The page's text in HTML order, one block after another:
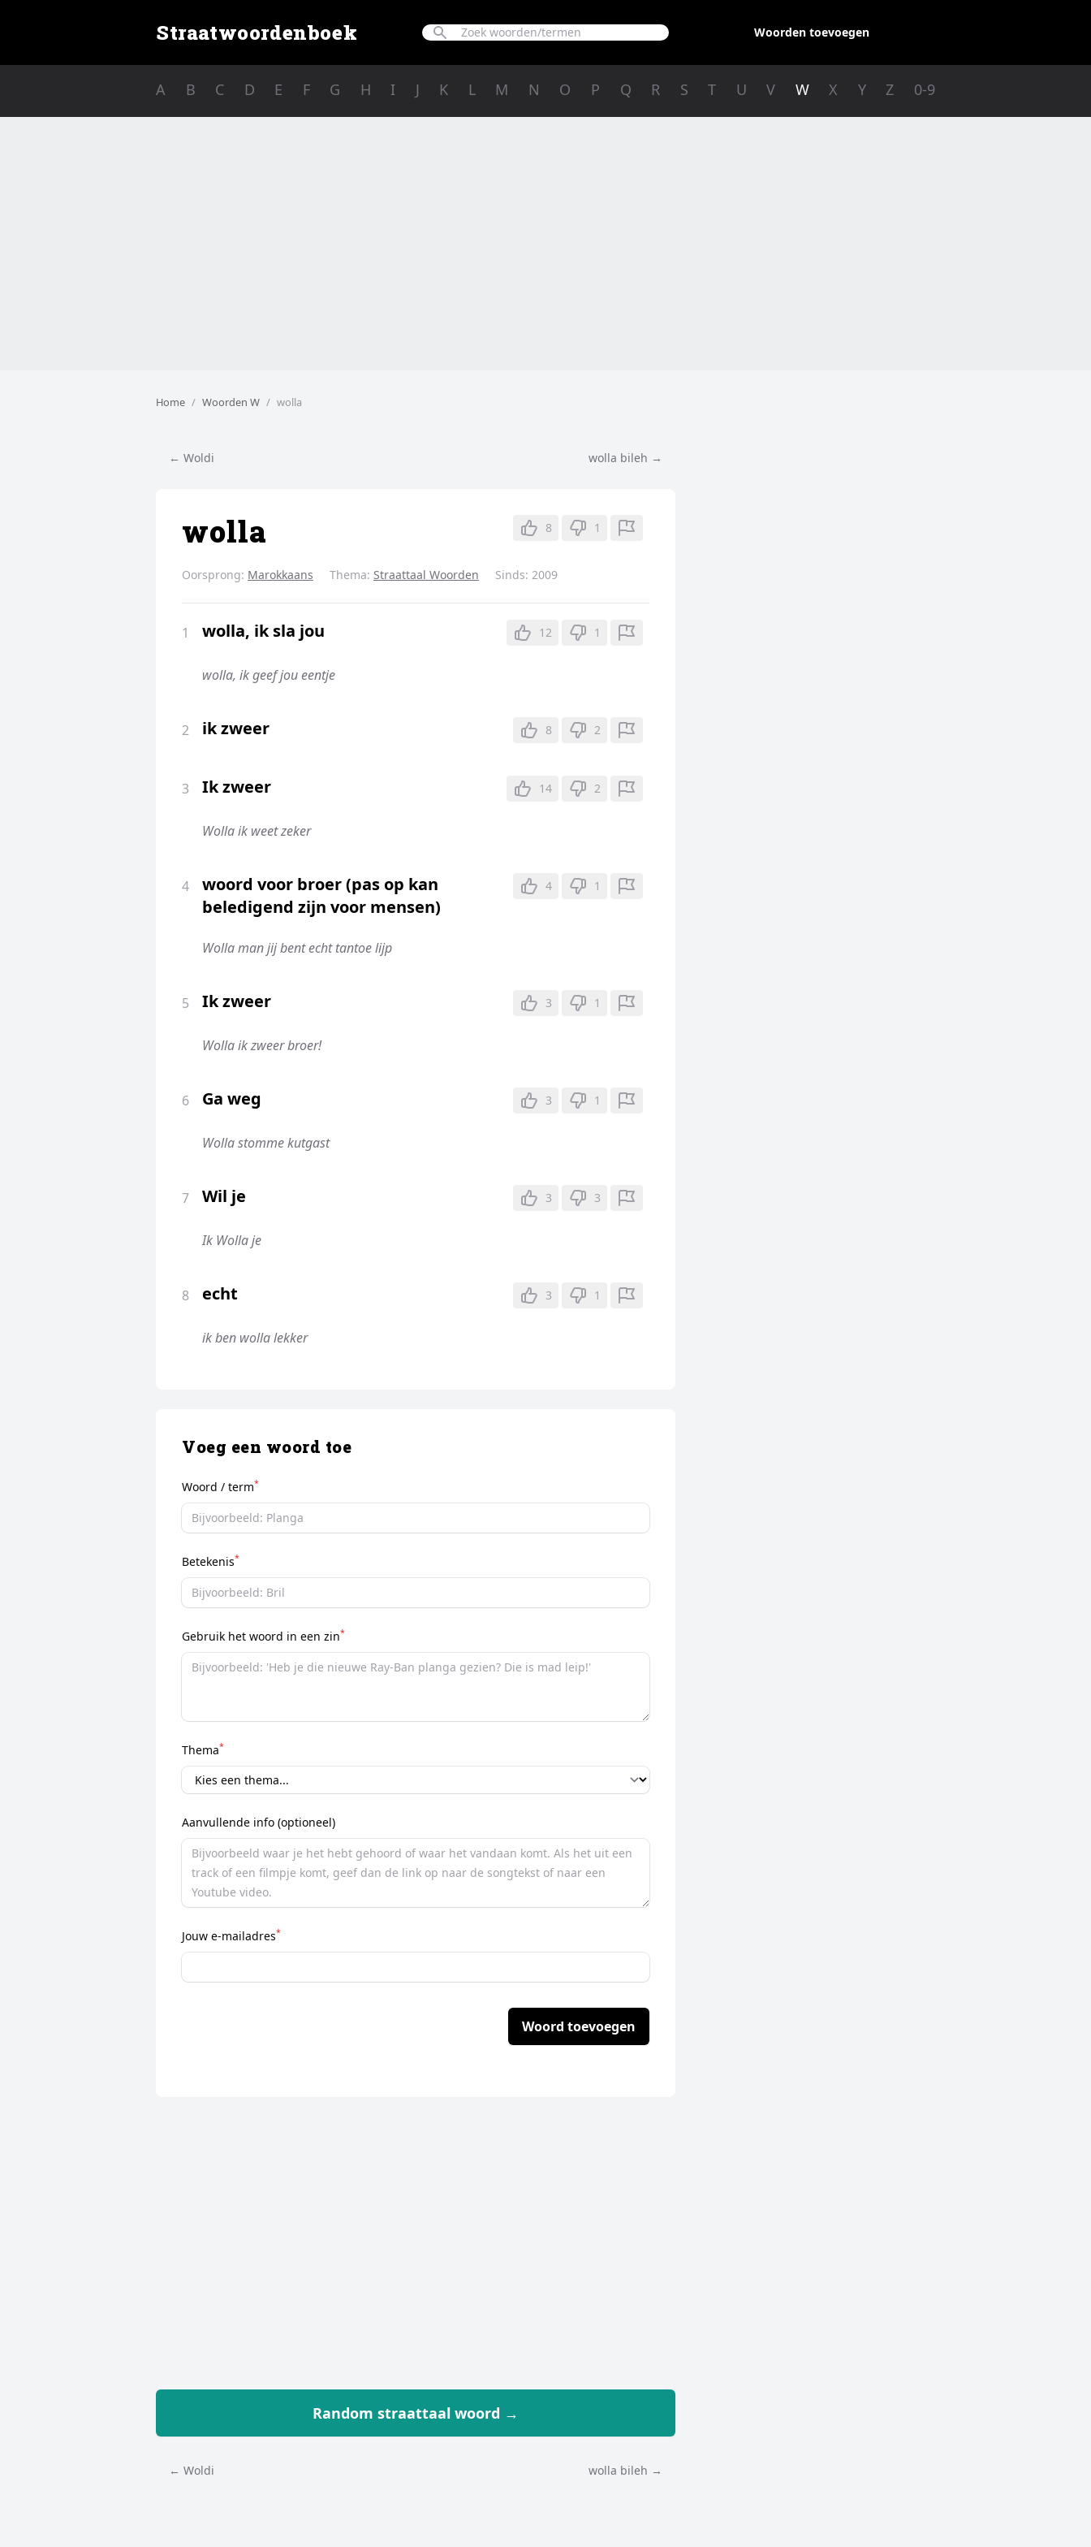
Straatwoordenboek Woorden toevoegen
A B C D E F G H I J K L M N O P Q R S T U V W X Y Z 0-9
Home Woorden W wolla
← Woldi wolla bileh →
wolla 8 1
Oorsprong: Marokkaans Thema: Straattaal Woorden Sinds: 2009
1 wolla, ik sla jou 12 1
wolla, ik geef jou eentje
2 ik zweer 8 2
3 Ik zweer 14 2
Wolla ik weet zeker
4
woord voor broer (pas op kan
beledigend zijn voor mensen)
4 1
Wolla man jij bent echt tantoe lijp
5 Ik zweer 3 1
Wolla ik zweer broer!
6 Ga weg 3 1
Wolla stomme kutgast
7 Wil je 3 3
Ik Wolla je
8 echt 3 1
ik ben wolla lekker
Voeg een woord toe
Woord / term*
Betekenis*
Gebruik het woord in een zin*
Thema*
Aanvullende info (optioneel)
Jouw e-mailadres*
Woord toevoegen
Random straattaal woord →
← Woldi wolla bileh →